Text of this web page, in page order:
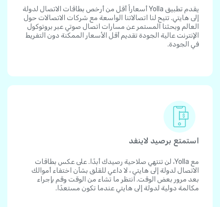
يقدم تطبيق Yolla أسعاراً أقل من أرخص بطاقات الاتصال لدولة
إلى هايتي. تتيح لنا اتصالاتنا الواسعة مع شركات الاتصالات حول
العالم وبحثنا المستمر عن مسارات اتصال صوتي عبر بروتوكول
الإنترنت عالية الجودة تقديم أقل الأسعار الممكنة دون التفريط
في الجودة.
استمتع برصيد لاينفد
مع Yolla، لن تنتهي صلاحية رصيدك أبدًا. على عكس بطاقات
الاتصال لدولة إلى هايتي ، لا داعي للقلق بشأن اختفاء أموالك
بعد مرور بعض الوقت. انتظر ما تشاء من الوقت وقم بإجراء
مكالمة دولية لدولة إلى هايتي عندما تكون مستعدًا.